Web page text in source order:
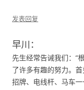
发表回复
早川：
先生经常告诫我们：“
了许多有趣的努力。
招牌、电线杆、马车一